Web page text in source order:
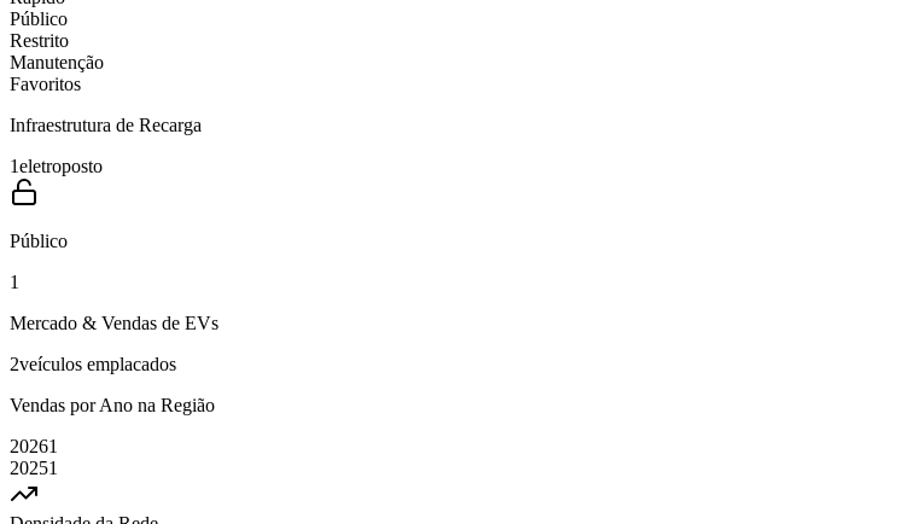
Público
Restrito
Manutenção
Favoritos
Infraestrutura de Recarga
1eletroposto
Público
1
Mercado & Vendas de EVs
2veículos emplacados
Vendas por Ano na Região
20261
20251